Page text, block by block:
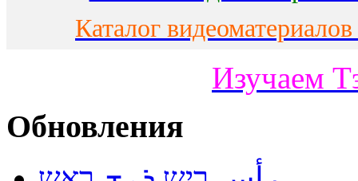
Каталог
Изучаем
Обновления